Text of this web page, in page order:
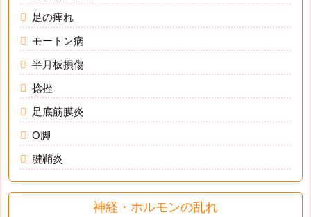
足の痺れ
モートン病
半月板損傷
捻挫
足底筋膜炎
O脚
腱鞘炎
神経・ホルモンの乱れ